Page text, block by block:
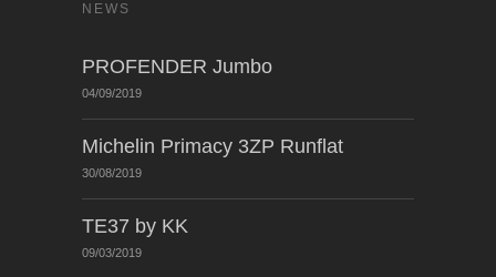
NEWS
PROFENDER Jumbo
04/09/2019
Michelin Primacy 3ZP Runflat
30/08/2019
TE37 by KK
09/03/2019